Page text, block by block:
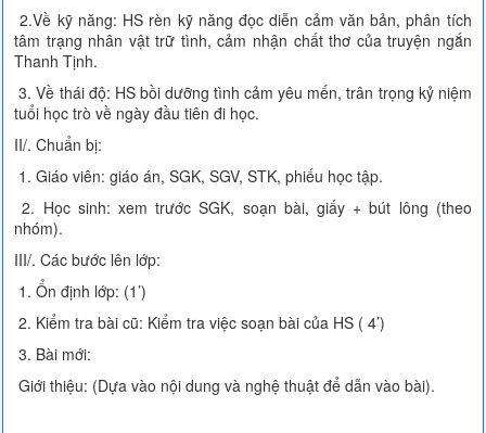
2.Về kỹ năng: HS rèn kỹ năng đọc diễn cảm văn bản, phân tích
tâm trạng nhân vật trữ tình, cảm nhận chất thơ của truyện ngắn
Thanh Tịnh.
3. Về thái độ: HS bồi dưỡng tình cảm yêu mến, trân trọng kỷ niệm
tuổi học trò về ngày đầu tiên đi học.
II/. Chuẩn bị:
1. Giáo viên: giáo án, SGK, SGV, STK, phiếu học tập.
2. Học sinh: xem trước SGK, soạn bài, giấy + bút lông (theo
nhóm).
III/. Các bước lên lớp:
1. Ổn định lớp: (1’)
2. Kiểm tra bài cũ: Kiểm tra việc soạn bài của HS ( 4’)
3. Bài mới:
Giới thiệu: (Dựa vào nội dung và nghệ thuật để dẫn vào bài).